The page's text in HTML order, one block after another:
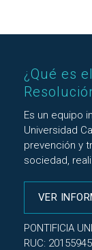
¿Qué es
Es un equipo
Universidad
prevención y
sociedad,
VER
PONTIFICIA
RUC: